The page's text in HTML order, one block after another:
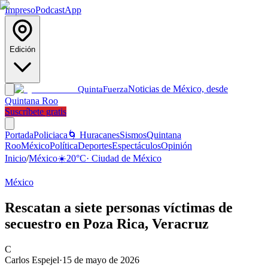
ImpresoPodcastApp
Edición
QuintaFuerzaNoticias de México, desde
Quintana Roo
Suscríbete gratis
PortadaPoliciaca 🌀 HuracanesSismosQuintana
RooMéxicoPolíticaDeportesEspectáculosOpinión
Inicio/México☀️20°C· Ciudad de México
México
Rescatan a siete personas víctimas de
secuestro en Poza Rica, Veracruz
C
Carlos Espejel·15 de mayo de 2026